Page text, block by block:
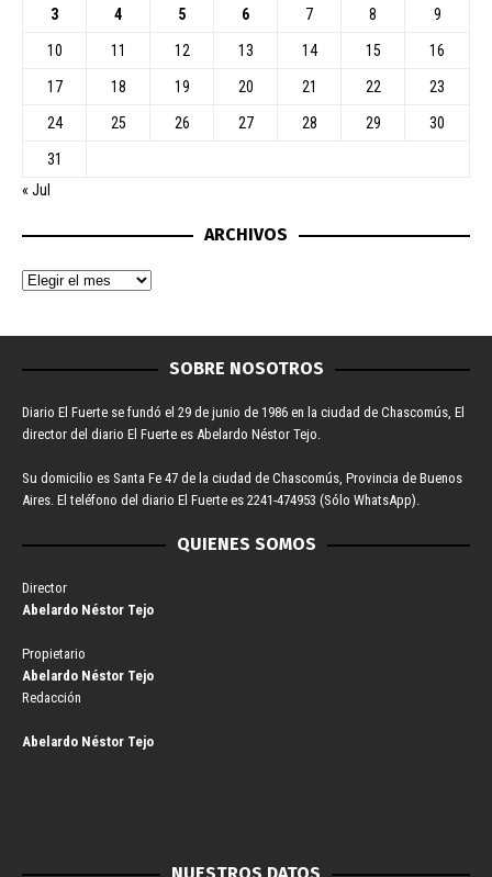
3 4 5 6 7 8 9
10 11 12 13 14 15 16
17 18 19 20 21 22 23
24 25 26 27 28 29 30
31
« Jul
ARCHIVOS
SOBRE NOSOTROS
Diario El Fuerte se fundó el 29 de junio de 1986 en la ciudad de Chascomús, El
director del diario El Fuerte es Abelardo Néstor Tejo.
Su domicilio es Santa Fe 47 de la ciudad de Chascomús, Provincia de Buenos
Aires. El teléfono del diario El Fuerte es 2241-474953 (Sólo WhatsApp).
QUIENES SOMOS
Director
Abelardo Néstor Tejo
Propietario
Abelardo Néstor Tejo
Redacción
Abelardo Néstor Tejo